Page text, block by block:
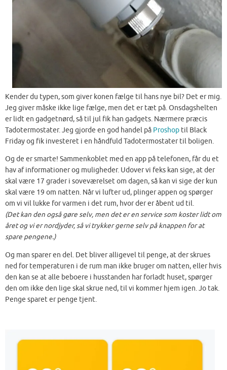
Kender du typen, som giver konen fælge til hans nye bil? Det er mig.
Jeg giver måske ikke lige fælge, men det er tæt på. Onsdagshelten
er lidt en gadgetnørd, så til jul fik han gadgets. Nærmere præcis
Tadotermostater. Jeg gjorde en god handel på Proshop til Black
Friday og fik investeret i en håndfuld Tadotermostater til boligen.
Og de er smarte! Sammenkoblet med en app på telefonen, får du et
hav af informationer og muligheder. Udover vi feks kan sige, at der
skal være 17 grader i soveværelset om dagen, så kan vi sige der kun
skal være 19 om natten. Når vi lufter ud, plinger appen og spørger
om vi vil lukke for varmen i det rum, hvor der er åbent ud til.
(Det kan den også gøre selv, men det er en service som koster lidt om
året og vi er nordjyder, så vi trykker gerne selv på knappen for at
spare pengene.)
Og man sparer en del. Det bliver alligevel til penge, at der skrues
ned for temperaturen i de rum man ikke bruger om natten, eller hvis
den kan se at alle beboere i husstanden har forladt huset, spørger
den om ikke den lige skal skrue ned, til vi kommer hjem igen. Jo tak.
Penge sparet er penge tjent.